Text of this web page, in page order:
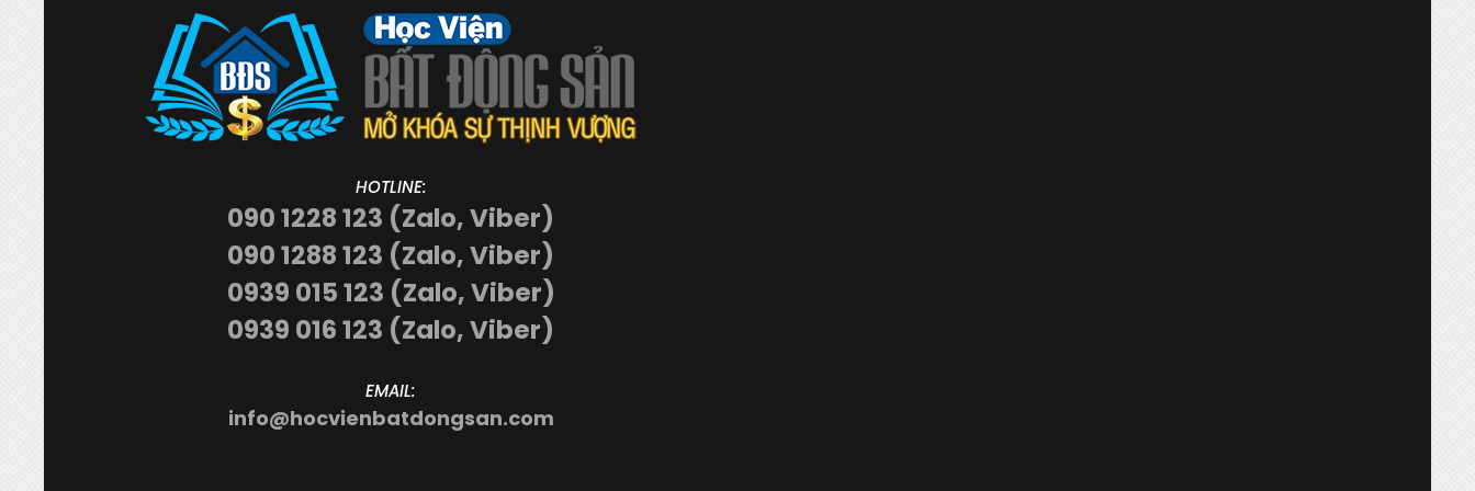
HOTLINE:
090 1228 123 (Zalo, Viber)
090 1288 123 (Zalo, Viber)
0939 015 123 (Zalo, Viber)
0939 016 123 (Zalo, Viber)
EMAIL:
info@hocvienbatdongsan.com